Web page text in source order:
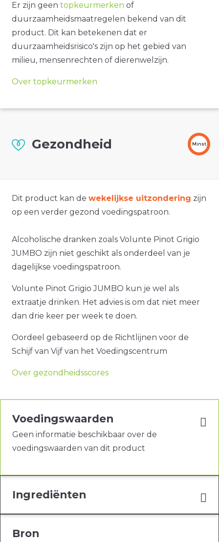
Er zijn geen topkeurmerken of
duurzaamheidsmaatregelen bekend van dit
product. Dit kan betekenen dat er
duurzaamheidsrisico's zijn op het gebied van
milieu, mensenrechten of dierenwelzijn.
Over topkeurmerken
Gezondheid Minst
Dit product kan de wekelijkse uitzondering zijn
op een verder gezond voedingspatroon.
Alcoholische dranken zoals Volunte Pinot Grigio
JUMBO zijn niet geschikt als onderdeel van je
dagelijkse voedingspatroon.
Volunte Pinot Grigio JUMBO kun je wel als
extraatje drinken. Het advies is om dat niet meer
dan drie keer per week te doen.
Oordeel gebaseerd op de Richtlijnen voor de
Schijf van Vijf van het Voedingscentrum
Over gezondheidsscores
Voedingswaarden
Geen informatie beschikbaar over de
voedingswaarden van dit product
Ingrediënten
Bron